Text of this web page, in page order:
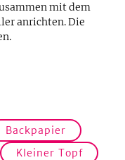
mit dem
anrichten. Die
Backpapier
Kleiner Topf